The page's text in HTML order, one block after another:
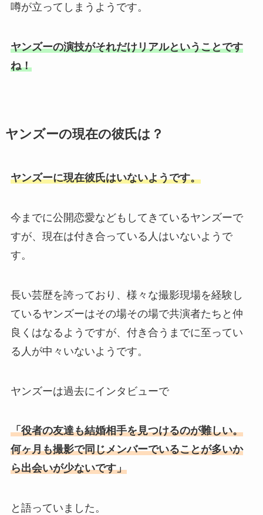
噂が立ってしまうようです。
ヤンズーの演技がそれだけリアルということです
ね！
ヤンズーの現在の彼氏は？
ヤンズーに現在彼氏はいないようです。
今までに公開恋愛などもしてきているヤンズーで
すが、現在は付き合っている人はいないようで
す。
長い芸歴を誇っており、様々な撮影現場を経験し
ているヤンズーはその場その場で共演者たちと仲
良くはなるようですが、付き合うまでに至ってい
る人が中々いないようです。
ヤンズーは過去にインタビューで
「役者の友達も結婚相手を見つけるのが難しい。
何ヶ月も撮影で同じメンバーでいることが多いか
ら出会いが少ないです」
と語っていました。